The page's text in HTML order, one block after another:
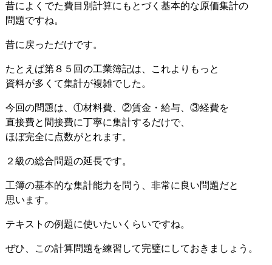
昔によくでた費目別計算にもとづく基本的な原価集計の
問題ですね。
昔に戻っただけです。
たとえば第８５回の工業簿記は、これよりもっと
資料が多くて集計が複雑でした。
今回の問題は、①材料費、②賃金・給与、③経費を
直接費と間接費に丁寧に集計するだけで、
ほぼ完全に点数がとれます。
２級の総合問題の延長です。
工簿の基本的な集計能力を問う、非常に良い問題だと
思います。
テキストの例題に使いたいくらいですね。
ぜひ、この計算問題を練習して完璧にしておきましょう。